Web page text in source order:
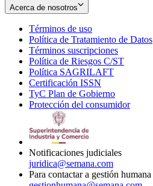
Acerca de nosotros
Términos de uso
in
new
window
Política de Tratamiento de Datos
Términos suscripciones
in
Política de Riesgos C/ST
Política SAGRILAFT
new
window
Certificación ISSN
in
new
TyC Plan de Gobierno
in
Protección del consumidorOpens
Notificaciones judiciales
juridica@semana.com
Para contactar a gestión humana